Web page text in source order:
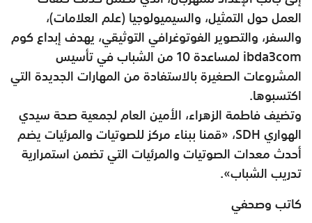
العمل حول التمثيل، والسيميولوجيا (علم العلامات)،
والسفر، والتصوير الفوتوغرافي التوثيقي، يهدف إبداع كوم
ibda3com لمساعدة 10 من الشباب في تأسيس
المشروعات الصغيرة بالاستفادة من المهارات الجديدة التي
اكتسبوها.
وتضيف فاطمة الزهراء، الأمين العام لجمعية صحة سيدي
الهواري SDH، «قمنا ببناء مركز للصوتيات والمرئيات يضم
أحدث معدات الصوتيات والمرئيات التي تضمن استمرارية
تدريب الشباب».
كاتب وصحفي